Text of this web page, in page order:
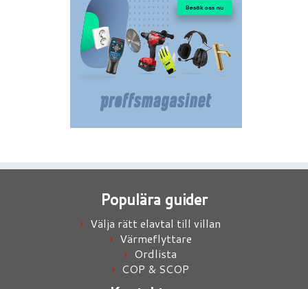
Populära guider
Välja rätt elavtal till villan
Värmeflyttare
Ordlista
COP & SCOP